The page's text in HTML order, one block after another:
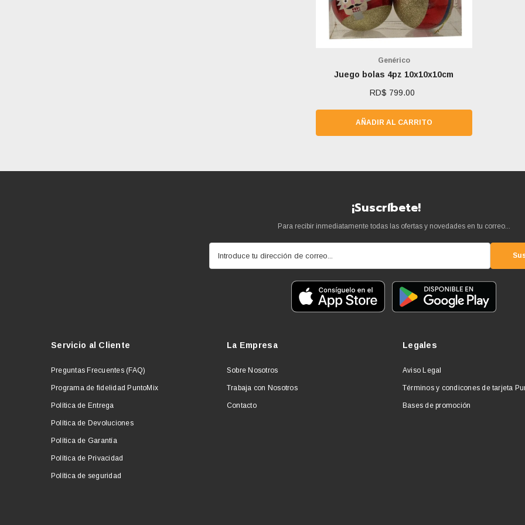
Genérico
Juego bolas 4pz 10x10x10cm
RD$ 799.00
AÑADIR AL CARRITO
¡Suscríbete!
Para recibir inmediatamente todas las ofertas y novedades en tu correo...
Introduce tu dirección de correo...
Servicio al Cliente
Preguntas Frecuentes (FAQ)
Programa de fidelidad PuntoMix
Política de Entrega
Política de Devoluciones
Política de Garantía
Política de Privacidad
Política de seguridad
La Empresa
Sobre Nosotros
Trabaja con Nosotros
Contacto
Legales
Aviso Legal
Términos y condicones de tarjeta
Bases de promoción